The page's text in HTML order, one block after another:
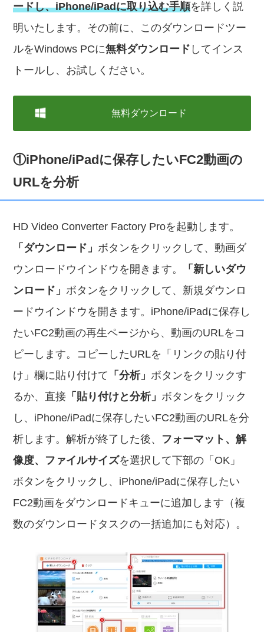
ードし、iPhone/iPadに取り込む手順を詳しく説
明いたします。その前に、このダウンロードツー
ルをWindows PCに無料ダウンロード してインス
トールし、お試しください。
無料ダウンロード
①iPhone/iPadに保存したいFC2動画の
URLを分析
HD Video Converter Factory Proを起動します。
「ダウンロード」 ボタンをクリックして、動画ダ
ウンロードウインドウを開きます。
「新しいダウ
ンロード」 ボタンをクリックして、新規ダウンロ
ードウインドウを開きます。iPhone/iPadに保存し
たいFC2動画の再生ページから、動画のURLをコ
ピーします。コピーしたURLを「リンクの貼り付
け」欄に貼り付けて 「分析」 ボタンをクリックす
るか、直接 「貼り付けと分析」 ボタンをクリック
し、iPhone/iPadに保存したいFC2動画のURLを分
析します。解析が終了した後、 フォーマット、解
像度、ファイルサイズを選択して下部の「OK」
ボタンをクリックし、iPhone/iPadに保存したい
FC2動画をダウンロードキューに追加します（複
数のダウンロードタスクの一括追加にも対応）。